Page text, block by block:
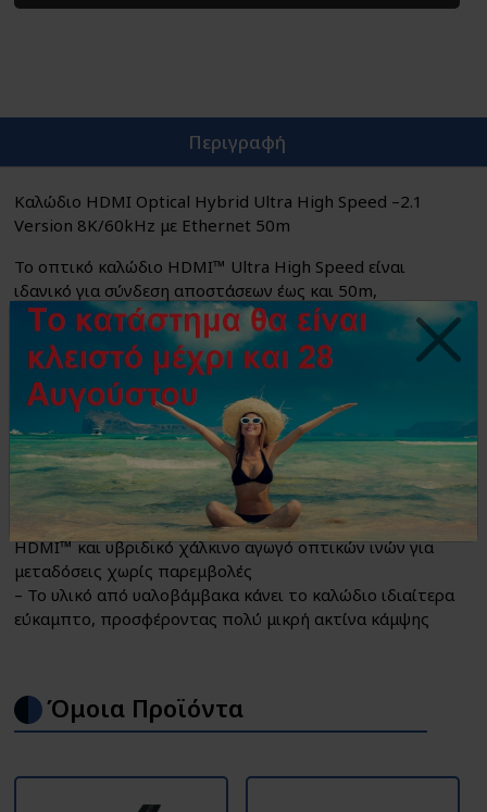
Περιγραφή
Καλώδιο HDMI Optical Hybrid Ultra High Speed –2.1
Version 8K/60kHz με Ethernet 50m
Το οπτικό καλώδιο HDMI™ Ultra High Speed ​​είναι
ιδανικό για σύνδεση αποστάσεων έως και 50m,
προσφέροντας σημαντικά μεγαλύτερη ευελιξία και
υψηλότερους ρυθμούς μετάδοσης από ένα συμβατικό
χάλκινο καλώδιο.
– Υποστηρίζει μετάδοση σήματος UHD υψηλής ανάλυσης
με έως και 8K @ 60 Hz (4320p), μέγιστο. ρυθμό
μετάδοσης έως 48 Gbit/s και όλα τα κοινά
χαρακτηριστικά όπως ARC (Κανάλι επιστροφής ήχου),
περιεχόμενο HDCP ή 4K με 3D
– Καλώδιο 8K AOC (Active Optical Cable) με υποδοχές
HDMI™ και υβριδικό χάλκινο αγωγό οπτικών ινών για
μεταδόσεις χωρίς παρεμβολές
– Το υλικό από υαλοβάμβακα κάνει το καλώδιο ιδιαίτερα
εύκαμπτο, προσφέροντας πολύ μικρή ακτίνα κάμψης
Όμοια Προϊόντα